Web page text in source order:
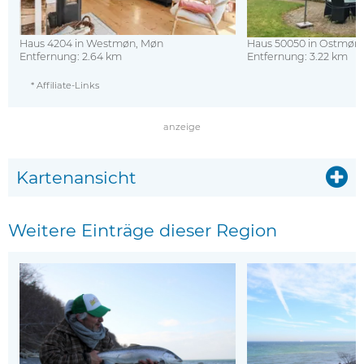
l
)
Haus 4204 in Westmøn, Møn
Entfernung: 2.64 km
Haus 50050 in
Entfernung: 3.22 km
* Affiliate-Links
anzeige
Kartenansicht
Weitere Einträge dieser Region